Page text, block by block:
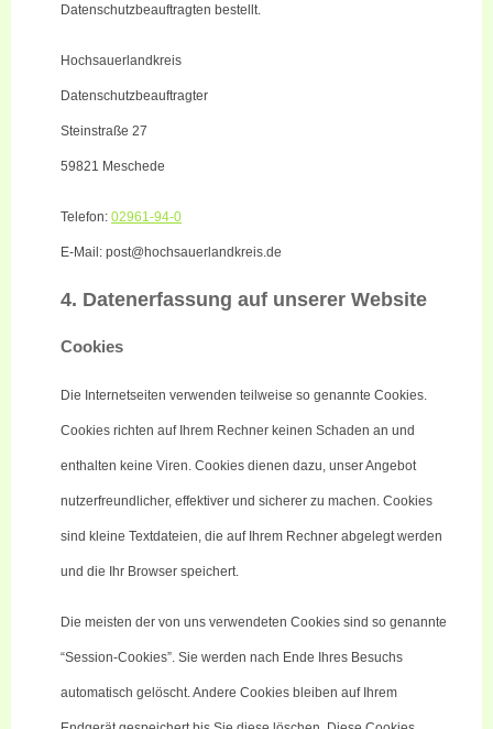
Datenschutzbeauftragten bestellt.
Hochsauerlandkreis
Datenschutzbeauftragter
Steinstraße 27
59821 Meschede
Telefon: 02961-94-0
E-Mail: post@hochsauerlandkreis.de
4. Datenerfassung auf unserer Website
Cookies
Die Internetseiten verwenden teilweise so genannte Cookies.
Cookies richten auf Ihrem Rechner keinen Schaden an und
enthalten keine Viren. Cookies dienen dazu, unser Angebot
nutzerfreundlicher, effektiver und sicherer zu machen. Cookies
sind kleine Textdateien, die auf Ihrem Rechner abgelegt werden
und die Ihr Browser speichert.
Die meisten der von uns verwendeten Cookies sind so genannte
“Session-Cookies”. Sie werden nach Ende Ihres Besuchs
automatisch gelöscht. Andere Cookies bleiben auf Ihrem